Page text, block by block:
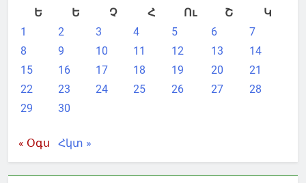
Ե
Ե Չ Հ Ու Շ
Կ
1
2 3 4 5 6
7
8
9 10 11 12 13
14
15
16 17 18 19 20
21
22
23 24 25 26 27
28
29
30
« Օգս Հկտ »